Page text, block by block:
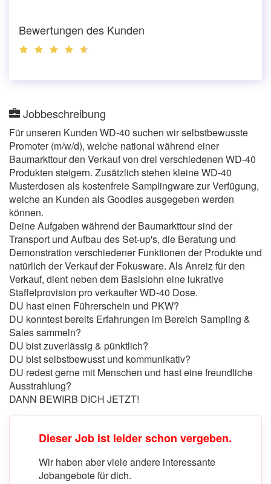
Bewertungen des Kunden
Jobbeschreibung
Für unseren Kunden WD-40 suchen wir selbstbewusste
Promoter (m/w/d), welche national während einer
Baumarkttour den Verkauf von drei verschiedenen WD-40
Produkten steigern. Zusätzlich stehen kleine WD-40
Musterdosen als kostenfreie Samplingware zur Verfügung,
welche an Kunden als Goodies ausgegeben werden
können.
Deine Aufgaben während der Baumarkttour sind der
Transport und Aufbau des Set-up's, die Beratung und
Demonstration verschiedener Funktionen der Produkte und
natürlich der Verkauf der Fokusware. Als Anreiz für den
Verkauf, dient neben dem Basislohn eine lukrative
Staffelprovision pro verkaufter WD-40 Dose.
DU hast einen Führerschein und PKW?
DU konntest bereits Erfahrungen im Bereich Sampling &
Sales sammeln?
DU bist zuverlässig & pünktlich?
DU bist selbstbewusst und kommunikativ?
DU redest gerne mit Menschen und hast eine freundliche
Ausstrahlung?
DANN BEWIRB DICH JETZT!
Dieser Job ist leider schon vergeben.
Wir haben aber viele andere interessante
Jobangebote für dich.